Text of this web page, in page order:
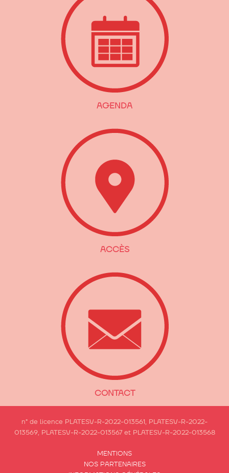
AGENDA
ACCÈS
CONTACT
n° de licence PLATESV-R-2022-013561, PLATESV-R-2022-
013569, PLATESV-R-2022-013567 et PLATESV-R-2022-013568
MENTIONS
NOS PARTENAIRES